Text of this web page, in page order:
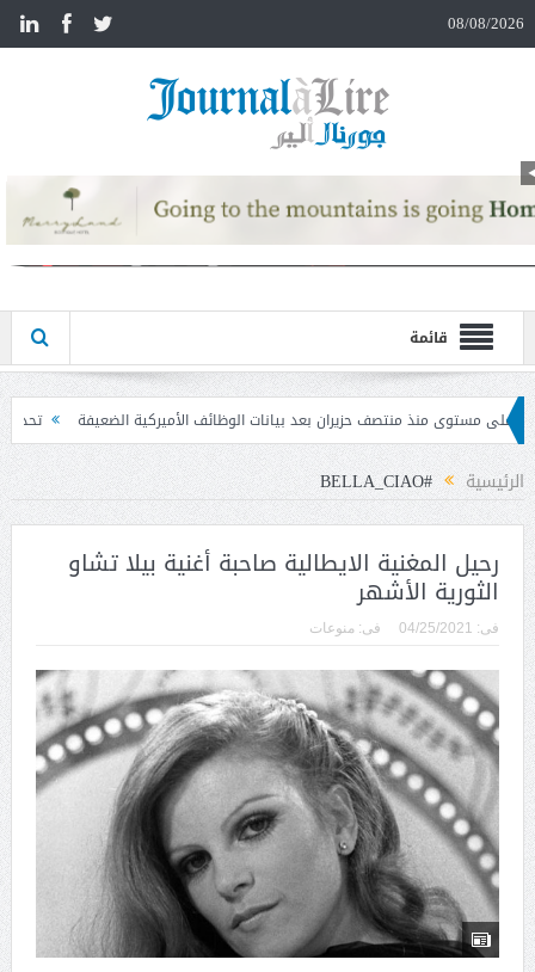
08/08/2026
قائمة
بعد بيانات الوظائف الأميركية الضعيفة تحذير المواطنين من مشاركة رمز الـ OTP
الرئيسية #BELLA_CIAO
رحيل المغنية الايطالية صاحبة أغنية بيلا تشاو
الثورية الأشهر
فى: 04/25/2021 فى: منوعات